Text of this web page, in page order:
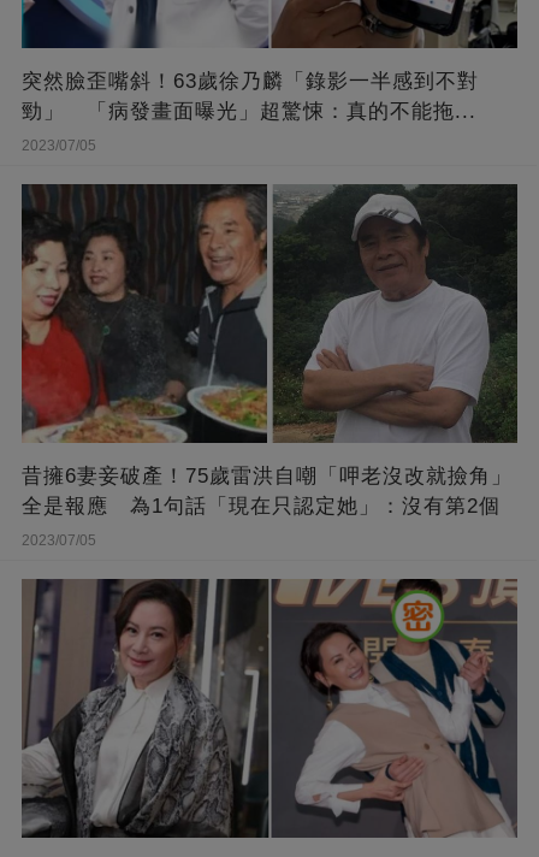
突然臉歪嘴斜！63歲徐乃麟「錄影一半感到不對
勁」 「病發畫面曝光」超驚悚：真的不能拖...
2023/07/05
昔擁6妻妾破產！75歲雷洪自嘲「呷老沒改就撿角」
全是報應 為1句話「現在只認定她」：沒有第2個
2023/07/05